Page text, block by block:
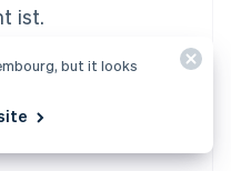
ist.
kontaktieren
but it looks